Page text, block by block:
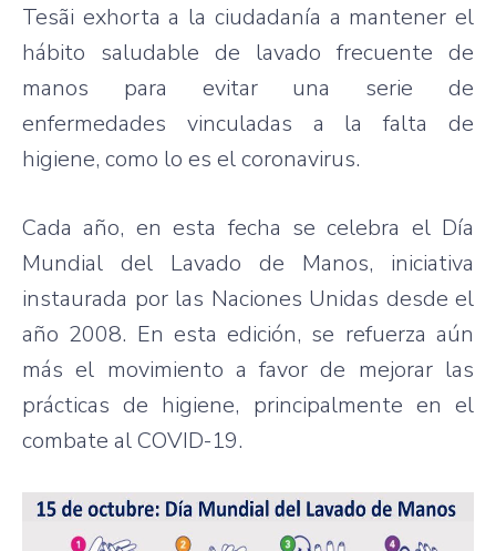
Tesãi exhorta a la ciudadanía a mantener el
hábito saludable de lavado frecuente de
manos para evitar una serie de
enfermedades vinculadas a la falta de
higiene, como lo es el coronavirus.
Cada año, en esta fecha se celebra el Día
Mundial del Lavado de Manos, iniciativa
instaurada por las Naciones Unidas desde el
año 2008. En esta edición, se refuerza aún
más el movimiento a favor de mejorar las
prácticas de higiene, principalmente en el
combate al COVID-19.